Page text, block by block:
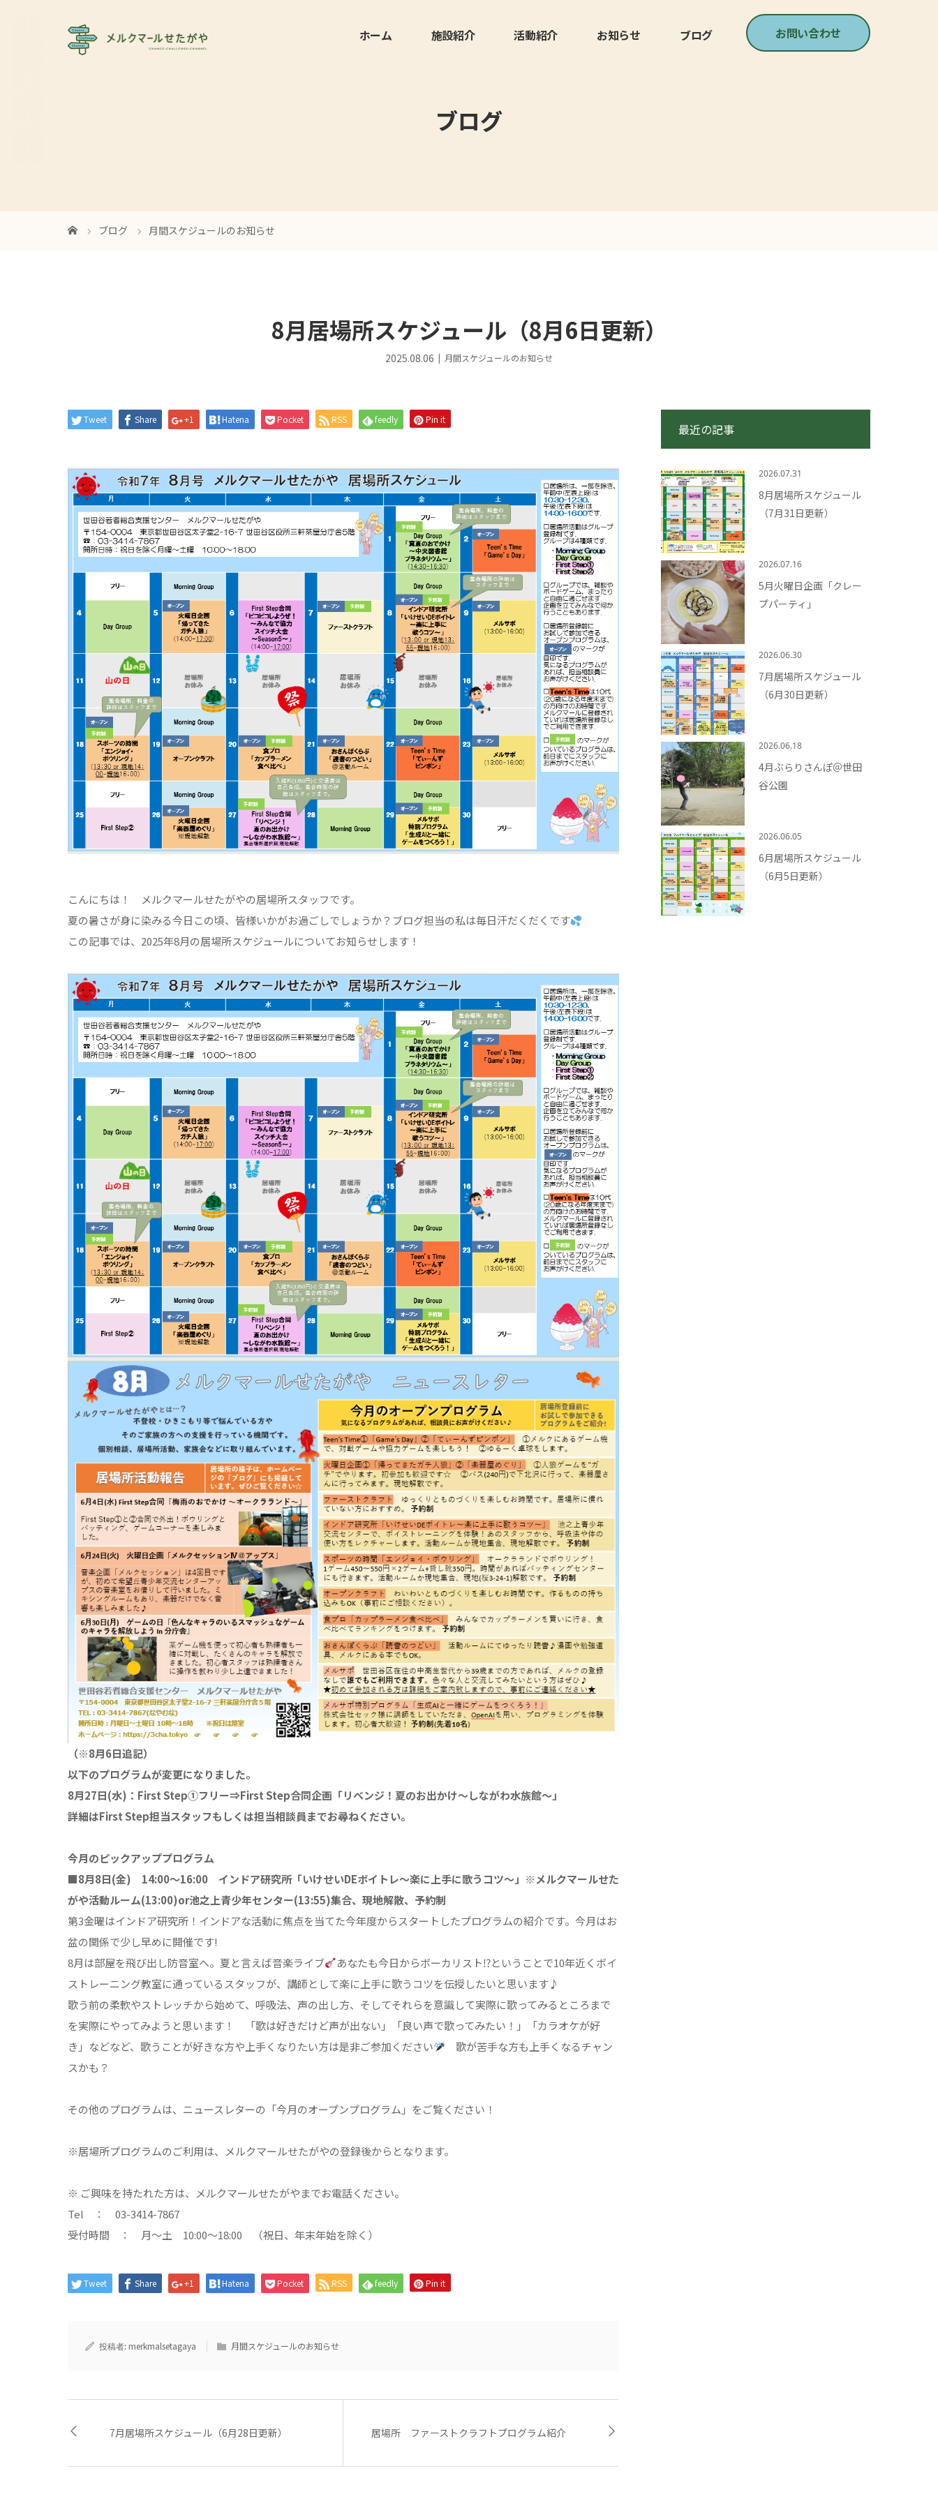
ホーム 施設紹介 活動紹介 お知らせ ブログ お問い合わせ
ブログ
ブログ 月間スケジュールのお知らせ
8月居場所スケジュール（8月6日更新）
2025.08.06 月間スケジュールのお知らせ
Tweet Share +1 Hatena Pocket RSS feedly Pin it
こんにちは！ メルクマールせたがやの居場所スタッフです。
夏の暑さが身に染みる今日この頃、皆様いかがお過ごしでしょうか？ブログ担当の私は毎日汗だくだくです
この記事では、2025年8月の居場所スケジュールについてお知らせします！
（※8月6日追記）
以下のプログラムが変更になりました。
8月27日(水)：First Step①フリー⇒First Step合同企画「リベンジ！夏のお出かけ～しながわ水族館～」
詳細はFirst Step担当スタッフもしくは担当相談員までお尋ねください。
今月のピックアッププログラム
■8月8日(金) 14:00～16:00 インドア研究所「いけせいDEボイトレ～楽に上手に歌うコツ～」※メルクマールせた
がや活動ルーム(13:00)or池之上青少年センター(13:55)集合、現地解散、予約制
第3金曜はインドア研究所！インドアな活動に焦点を当てた今年度からスタートしたプログラムの紹介です。今月はお
盆の関係で少し早めに開催です!
8月は部屋を飛び出し防音室へ。夏と言えば音楽ライブ
あなたも今日からボーカリスト⁉ということで10年近くボイ
ストレーニング教室に通っているスタッフが、講師として楽に上手に歌うコツを伝授したいと思います♪
歌う前の柔軟やストレッチから始めて、呼吸法、声の出し方、そしてそれらを意識して実際に歌ってみるところまで
を実際にやってみようと思います！ 「歌は好きだけど声が出ない」「良い声で歌ってみたい！」「カラオケが好
き」などなど、歌うことが好きな方や上手くなりたい方は是非ご参加ください
歌が苦手な方も上手くなるチャン
スかも？
その他のプログラムは、ニュースレターの「今月のオープンプログラム」をご覧ください！
※居場所プログラムのご利用は、メルクマールせたがやの登録後からとなります。
※ ご興味を持たれた方は、メルクマールせたがやまでお電話ください。
Tel ： 03-3414-7867
受付時間 ： 月～土 10:00～18:00 （祝日、年末年始を除く）
Tweet Share +1 Hatena Pocket RSS feedly Pin it
投稿者: merkmalsetagaya 月間スケジュールのお知らせ
7月居場所スケジュール（6月28日更新） 居場所 ファーストクラフトプログラム紹介
最近の記事
2026.07.31
8月居場所スケジュール
（7月31日更新）
2026.07.16
5月火曜日企画「クレー
プパーティ」
2026.06.30
7月居場所スケジュール
（6月30日更新）
2026.06.18
4月ぶらりさんぽ＠世田
谷公園
2026.06.05
6月居場所スケジュール
（6月5日更新）